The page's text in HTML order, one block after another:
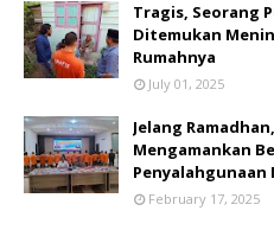
Tragis, Seorang
Ditemukan
Rumahnya
July 01, 2025
Jelang
Mengamankan
February 17, 2025